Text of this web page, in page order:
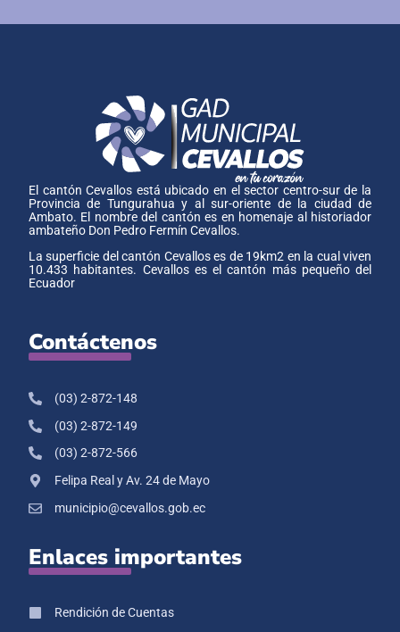
El cantón Cevallos está ubicado en el sector centro-sur de la
Provincia de Tungurahua y al sur-oriente de la ciudad de
Ambato. El nombre del cantón es en homenaje al historiador
ambateño Don Pedro Fermín Cevallos.
La superficie del cantón Cevallos es de 19km2 en la cual viven
10.433 habitantes. Cevallos es el cantón más pequeño del
Ecuador
Contáctenos
(03) 2-872-148
(03) 2-872-149
(03) 2-872-566
Felipa Real y Av. 24 de Mayo
municipio@cevallos.gob.ec
Enlaces importantes
Rendición de Cuentas